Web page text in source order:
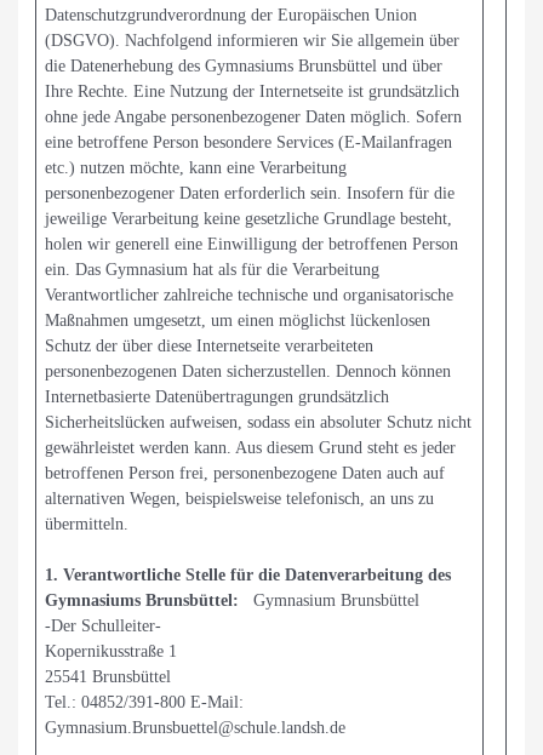
Datenschutzgrundverordnung der Europäischen Union
(DSGVO). Nachfolgend informieren wir Sie allgemein über
die Datenerhebung des Gymnasiums Brunsbüttel und über
Ihre Rechte. Eine Nutzung der Internetseite ist grundsätzlich
ohne jede Angabe personenbezogener Daten möglich. Sofern
eine betroffene Person besondere Services (E-Mailanfragen
etc.) nutzen möchte, kann eine Verarbeitung
personenbezogener Daten erforderlich sein. Insofern für die
jeweilige Verarbeitung keine gesetzliche Grundlage besteht,
holen wir generell eine Einwilligung der betroffenen Person
ein. Das Gymnasium hat als für die Verarbeitung
Verantwortlicher zahlreiche technische und organisatorische
Maßnahmen umgesetzt, um einen möglichst lückenlosen
Schutz der über diese Internetseite verarbeiteten
personenbezogenen Daten sicherzustellen. Dennoch können
Internetbasierte Datenübertragungen grundsätzlich
Sicherheitslücken aufweisen, sodass ein absoluter Schutz nicht
gewährleistet werden kann. Aus diesem Grund steht es jeder
betroffenen Person frei, personenbezogene Daten auch auf
alternativen Wegen, beispielsweise telefonisch, an uns zu
übermitteln.
1. Verantwortliche Stelle für die Datenverarbeitung des
Gymnasiums Brunsbüttel: Gymnasium Brunsbüttel
-Der Schulleiter-
Kopernikusstraße 1
25541 Brunsbüttel
Tel.: 04852/391-800 E-Mail:
Gymnasium.Brunsbuettel@schule.landsh.de